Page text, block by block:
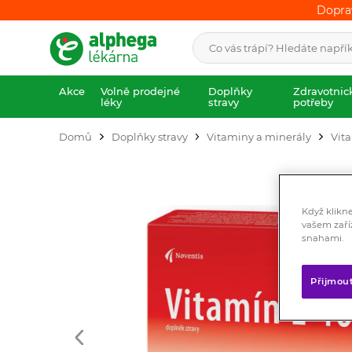
Akce
Volně prodejné
léky
Doplňky
stravy
potřeby
Domů Doplňky stravy Vitaminy a minerály
Když
vašem
snahami.